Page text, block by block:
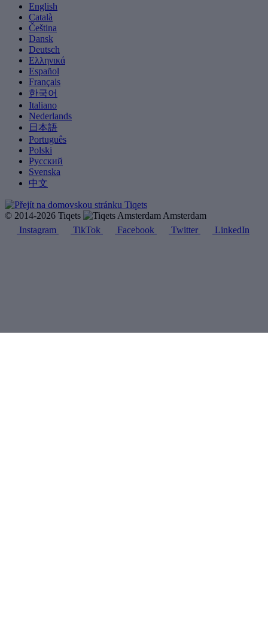
English
Català
Čeština
Dansk
Deutsch
Ελληνικά
Español
Français
한국어
Italiano
Nederlands
日本語
Português
Polski
Русский
Svenska
中文
© 2014-2026 Tiqets
Amsterdam
Instagram
TikTok Facebook Twitter LinkedIn